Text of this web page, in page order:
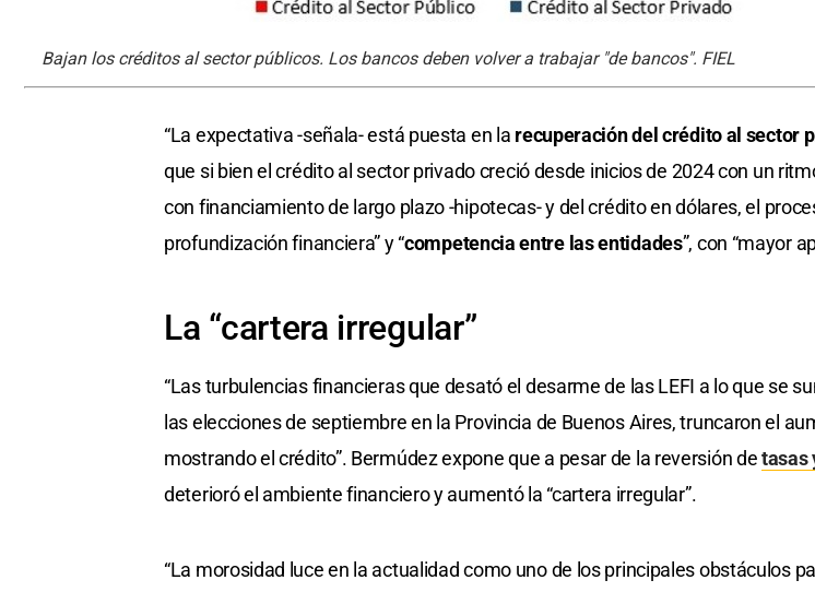
Bajan los créditos al sector públicos. Los bancos deben volver a trabajar "de bancos". FIEL
“La expectativa -señala- está puesta en la recuperación del crédito al sector
que si bien el crédito al sector privado creció desde inicios de 2024 con un
con financiamiento de largo plazo -hipotecas- y del crédito en dólares, el
profundización financiera” y “competencia entre las entidades”, con “mayor
La “cartera irregular”
“Las turbulencias financieras que desató el desarme de las LEFI a lo que se
las elecciones de septiembre en la Provincia de Buenos Aires, truncaron el
mostrando el crédito”. Bermúdez expone que a pesar de la reversión detasas
deterioró el ambiente financiero y aumentó la “cartera irregular”.
“La morosidad luce en la actualidad como uno de los principales obstáculos